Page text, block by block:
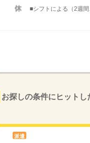
■シフトによる（2週間
お探しの条件にヒット
派遣